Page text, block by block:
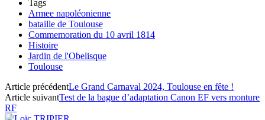
Tags
Armee napoléonienne
bataille de Toulouse
Commemoration du 10 avril 1814
Histoire
Jardin de l'Obelisque
Toulouse
Article précédentLe Grand Carnaval 2024, Toulouse en fête !
Article suivantTest de la bague d’adaptation Canon EF vers monture
RF